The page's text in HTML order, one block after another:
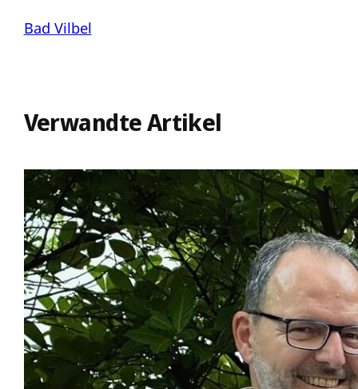
Bad Vilbel
Verwandte Artikel